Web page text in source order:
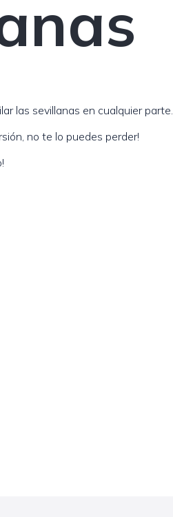
las sevillanas en cualquier parte.
no te lo puedes perder!